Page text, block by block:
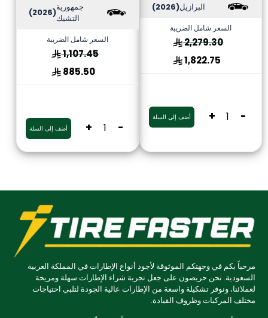
البرازيل(2026)
السعر شامل الضريبة
2,279.30
1,822.75
-
+ أضف إلى السلة
جمهورية
التشيك(2026)
السعر شامل الضريبة
1,107.45
885.50
-
+ أضف إلى السلة
مرحباً بكم في وجهتكم الموثوقة لأجود أنواع الإطارات في المملكة العربية
السعودية. نحن حريصون على جعل تجربة شراء الإطارات سهلة ومريحة
لعملائنا، ونوفر تشكيلة واسعة من الإطارات عالية الجودة لتلبي احتياجات
مختلف المركبات وظروف القيادة.